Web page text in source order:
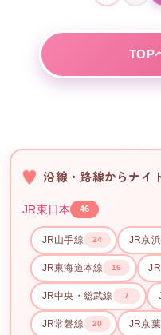
TOP
沿線・路線からナイ
JR東日本 46
JR山手線 24 JR京
JR東海道本線 16
JR中央・総武線 7
JR常磐線 20 JR京